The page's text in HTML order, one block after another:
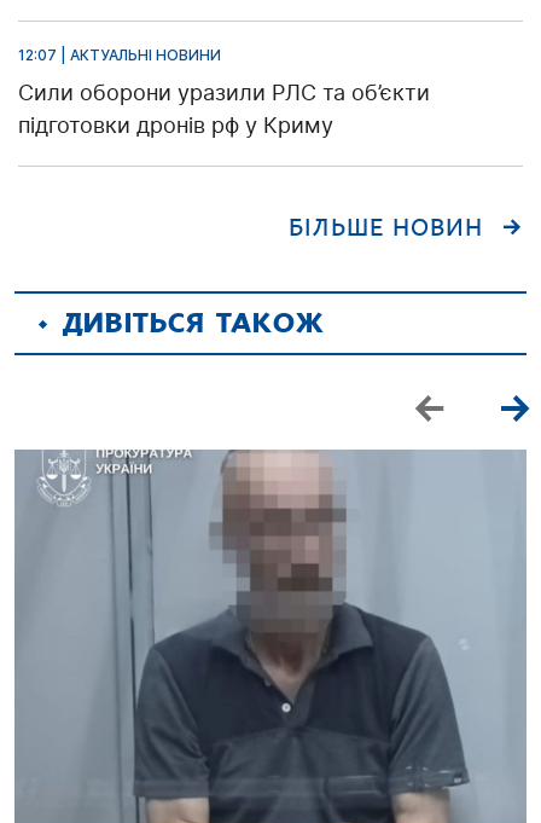
12:07 | АКТУАЛЬНІ НОВИНИ
Сили оборони уразили РЛС та об’єкти
підготовки дронів рф у Криму
БІЛЬШЕ НОВИН
ДИВІТЬСЯ ТАКОЖ